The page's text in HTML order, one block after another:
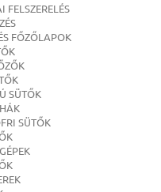
FELSZERELÉS
FŐZŐLAPOK
SÜTŐK
SÜTŐK